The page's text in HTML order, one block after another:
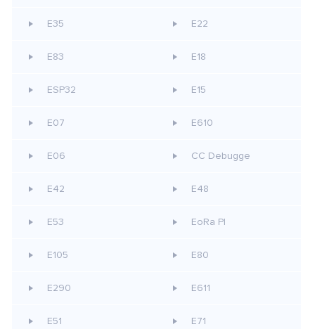
E35 E22
E83 E18
ESP32 E15
E07 E610
E06 CC Debugge
E42 E48
E53 EoRa PI
E105 E80
E290 E611
E51 E71